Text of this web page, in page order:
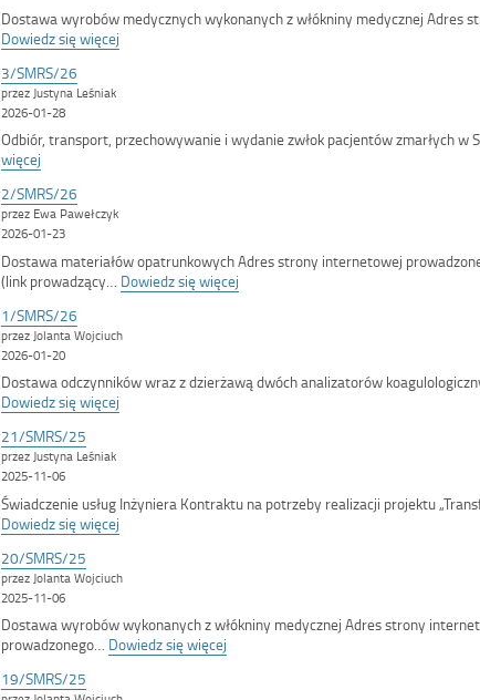
Dostawa wyrobów medycznych wykonanych z włókniny medycznej Adres
Dowiedz się więcej
<span
3/SMRS/26
przez Justyna Leśniak
2026-01-28
Odbiór, transport, przechowywanie i wydanie zwłok pacjentów zmarłych w
więcej
<span
class='bip-
title-
container'>3/SMRS/26</span>
2/SMRS/26
przez Ewa Pawełczyk
2026-01-23
Dostawa materiałów opatrunkowych Adres strony internetowej
(link prowadzący… Dowiedz się więcej
<span
1/SMRS/26
przez Jolanta Wojciuch
2026-01-20
Dostawa odczynników wraz z dzierżawą dwóch analizatorów
Dowiedz się więcej
<span
21/SMRS/25
przez Justyna Leśniak
2025-11-06
Świadczenie usług Inżyniera Kontraktu na potrzeby realizacji projektu
Dowiedz się więcej
<span
title-
20/SMRS/25
przez Jolanta Wojciuch
2025-11-06
Dostawa wyrobów wykonanych z włókniny medycznej Adres strony
prowadzonego… Dowiedz się więcej
<span
19/SMRS/25